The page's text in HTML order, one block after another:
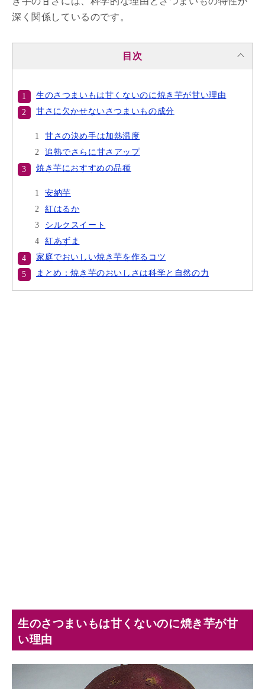
深く関係しているのです。
目次
生のさつまいもは甘くないのに焼き芋が甘い理由
甘さに欠かせないさつまいもの成分
甘さの決め手は加熱温度
追熟でさらに甘さアップ
焼き芋におすすめの品種
安納芋
紅はるか
シルクスイート
紅あずま
家庭でおいしい焼き芋を作るコツ
まとめ：焼き芋のおいしさは科学と自然の力
生のさつまいもは甘くないのに焼き芋が甘
い理由